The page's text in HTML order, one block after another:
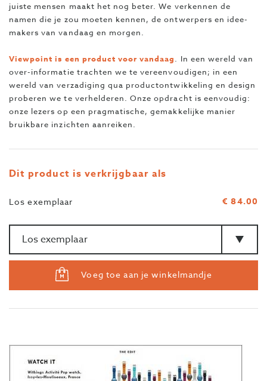
juiste mensen maakt het nog beter. We verkennen de
namen die je zou moeten kennen, de ontwerpers en idee-
makers van vandaag en morgen.
Viewpoint is een product voor vandaag. In een wereld van
over-informatie trachten we te vereenvoudigen; in een
wereld van verzadiging qua productontwikkeling en design
proberen we te verhelderen. Onze opdracht is eenvoudig:
onze lezers op een pragmatische, gemakkelijke manier
bruikbare inzichten aanreiken.
Dit product is verkrijgbaar als
Los exemplaar
€ 84.00
Voeg toe aan je winkelmandje